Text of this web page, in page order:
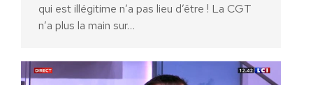
qui est illégitime n’a pas lieu d’être ! La CGT
n’a plus la main sur…